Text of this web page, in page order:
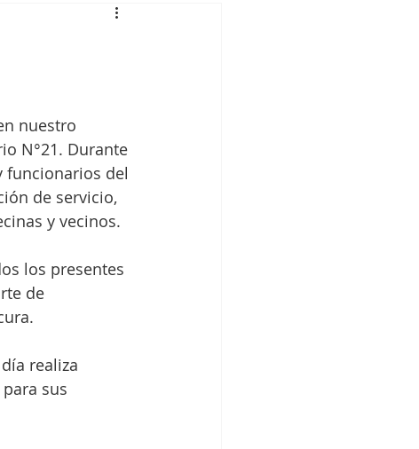
nuestro
N°21. Durante
funcionarios del
de servicio,
y vecinos.
los presentes
de
realiza
sus